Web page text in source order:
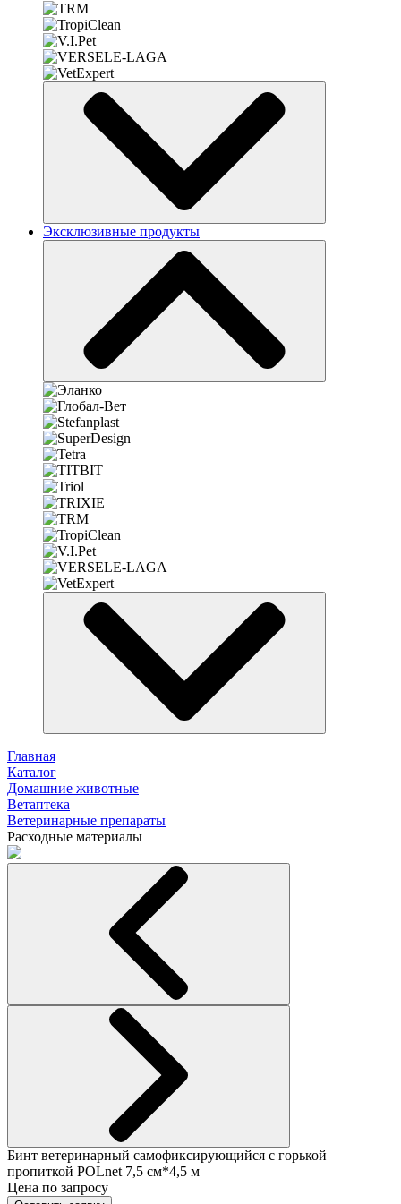
Эксклюзивные продукты
Главная
Каталог
Домашние животные
Ветаптека
Ветеринарные препараты
Расходные материалы
Бинт ветеринарный самофиксирующийся с горькой
пропиткой POLnet 7,5 см*4,5 м
Цена по запросу